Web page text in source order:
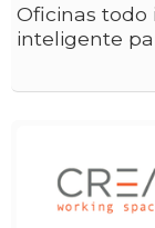
Oficinas todo
inteligente